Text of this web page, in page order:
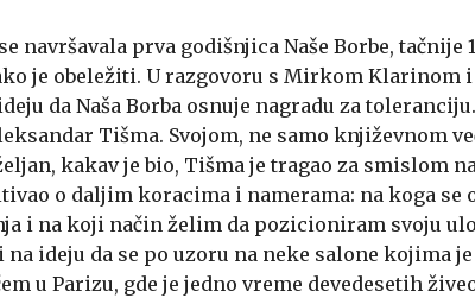
navršavala prva godišnjica Naše Borbe, tačnije
je obeležiti. U razgovoru s Mirkom Klarinom
da Naša Borba osnuje nagradu za
Tišma. Svojom, ne samo književnom
kakav je bio, Tišma je tragao za smislom
o daljim koracima i namerama: na koga se
i na koji način želim da pozicioniram svoju
ideju da se po uzoru na neke salone kojima
u Parizu, gde je jedno vreme devedesetih